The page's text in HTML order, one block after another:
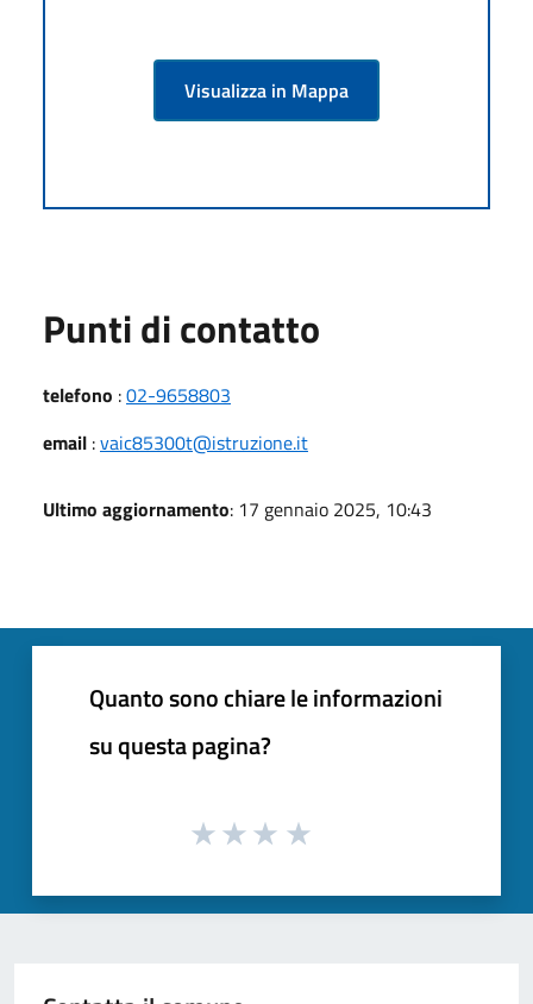
Visualizza in Mappa
Punti di contatto
telefono :02-9658803
email :vaic85300t@istruzione.it
Ultimo aggiornamento: 17 gennaio 2025, 10:43
Quanto sono chiare le informazioni
su questa pagina?